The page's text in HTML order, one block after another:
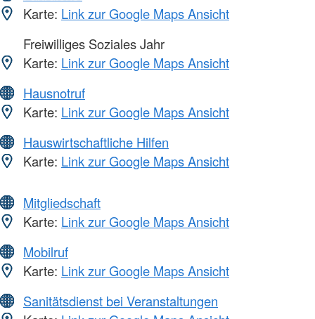
Karte: Link zur Google Maps Ansicht
Freiwilliges Soziales Jahr
Karte: Link zur Google Maps Ansicht
Hausnotruf
Karte: Link zur Google Maps Ansicht
Hauswirtschaftliche Hilfen
Karte: Link zur Google Maps Ansicht
Mitgliedschaft
Karte: Link zur Google Maps Ansicht
Mobilruf
Karte: Link zur Google Maps Ansicht
Sanitätsdienst bei Veranstaltungen